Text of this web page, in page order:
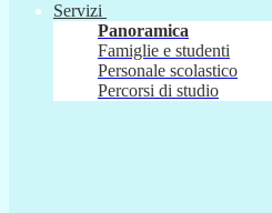
Servizi
Panoramica
Famiglie e studenti
Personale scolastico
Percorsi di studio